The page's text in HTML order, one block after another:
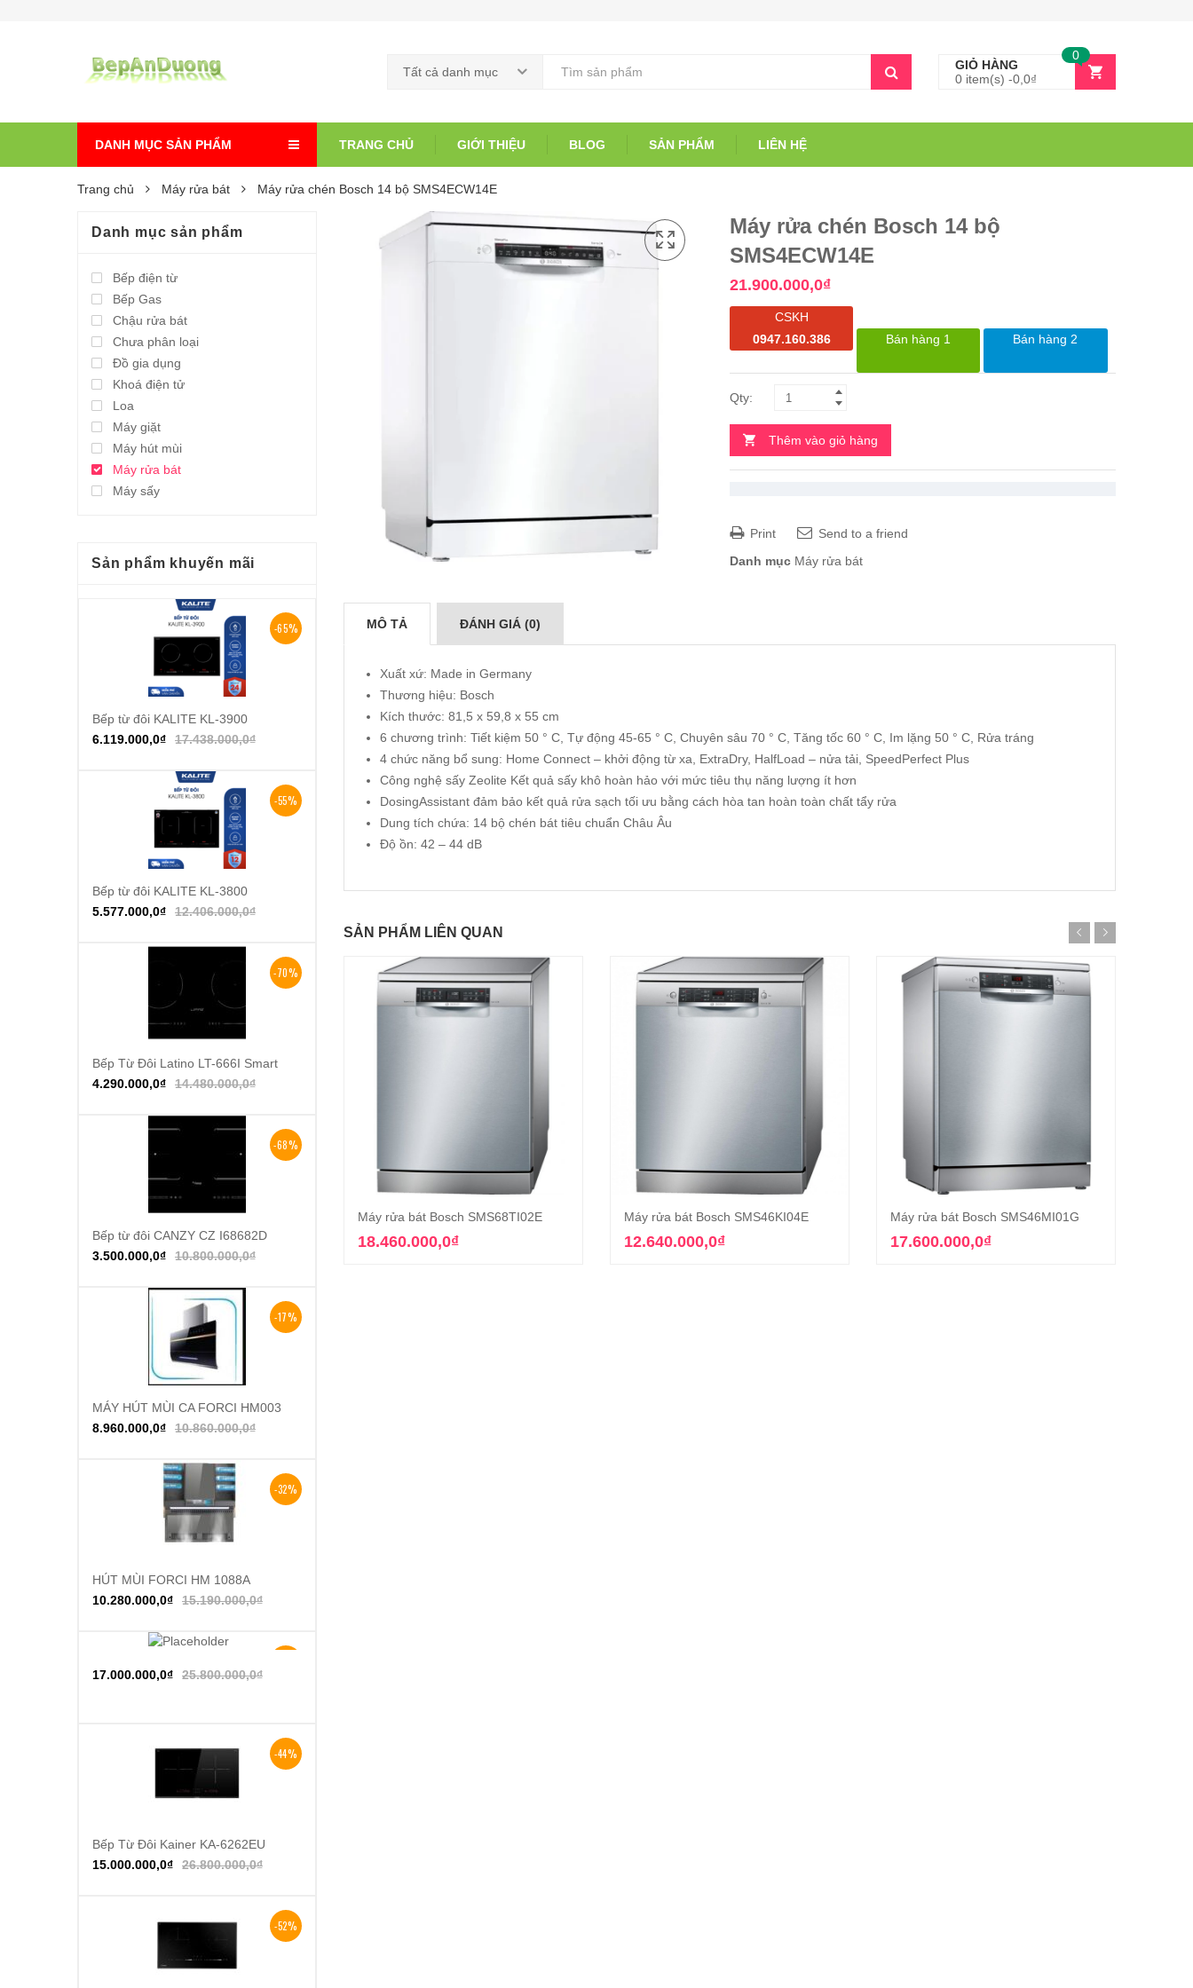
Tất cả danh mục
GIỎ HÀNG
0 item(s) -0,0₫
0
DANH MỤC SẢN PHẨM TRANG CHỦ GIỚI THIỆU BLOG SẢN PHẨM LIÊN HỆ
Trang chủ Máy rửa bát Máy rửa chén Bosch 14 bộ SMS4ECW14E
Máy rửa chén Bosch 14 bộ
SMS4ECW14E
21.900.000,0₫
CSKH
0947.160.386
Bán hàng 1 Bán hàng 2
Thêm vào giỏ hàng
Print
Send to a friend
Danh mục Máy rửa bát
MÔ TẢ ĐÁNH GIÁ (0)
Xuất xứ: Made in Germany
Thương hiệu: Bosch
Kích thước: 81,5 x 59,8 x 55 cm
6 chương trình: Tiết kiệm 50 ° C, Tự động 45-65 ° C, Chuyên sâu 70 ° C, Tăng tốc 60 ° C, Im lặng 50 ° C, Rửa tráng
4 chức năng bổ sung: Home Connect – khởi động từ xa, ExtraDry, HalfLoad – nửa tải, SpeedPerfect Plus
Công nghệ sấy Zeolite Kết quả sấy khô hoàn hảo với mức tiêu thụ năng lượng ít hơn
DosingAssistant đảm bảo kết quả rửa sạch tối ưu bằng cách hòa tan hoàn toàn chất tẩy rửa
Dung tích chứa: 14 bộ chén bát tiêu chuẩn Châu Âu
Độ ồn: 42 – 44 dB
SẢN PHẨM LIÊN QUAN
Thêm vào giỏ hàng
Máy rửa bát Bosch SMS68TI02E
18.460.000,0₫
Thêm vào giỏ hàng
Máy rửa bát Bosch SMS46KI04E
12.640.000,0₫
Thêm vào giỏ hàng
Máy rửa bát Bosch SMS46MI01G
17.600.000,0₫
Danh mục sản phẩm
Bếp điện từ
Bếp Gas
Chậu rửa bát
Chưa phân loại
Đồ gia dụng
Khoá điện tử
Loa
Máy giặt
Máy hút mùi
Máy rửa bát
Máy sấy
Sản phẩm khuyến mãi
-65%
Thêm vào giỏ hàng
Bếp từ đôi KALITE KL-3900
17.438.000,0₫
6.119.000,0₫
-55%
Thêm vào giỏ hàng
Bếp từ đôi KALITE KL-3800
12.406.000,0₫
5.577.000,0₫
-70%
Thêm vào giỏ hàng
Bếp Từ Đôi Latino LT-666I Smart
14.480.000,0₫
4.290.000,0₫
-68%
Thêm vào giỏ hàng
Bếp từ đôi CANZY CZ I68682D
10.800.000,0₫
3.500.000,0₫
-17%
Thêm vào giỏ hàng
MÁY HÚT MÙI CA FORCI HM003
10.860.000,0₫
8.960.000,0₫
-32%
Thêm vào giỏ hàng
HÚT MÙI FORCI HM 1088A
15.190.000,0₫
10.280.000,0₫
Thêm vào giỏ hàng
25.800.000,0₫
17.000.000,0₫
-44%
Thêm vào giỏ hàng
Bếp Từ Đôi Kainer KA-6262EU
26.800.000,0₫
15.000.000,0₫
-52%